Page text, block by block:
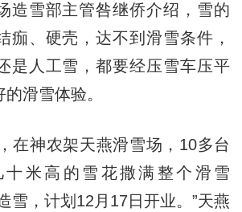
造雪部主管咎继侨介绍，雪的
痂、硬壳，达不到滑雪条件，
是人工雪，都要经压雪车压平
滑雪体验。
神农架天燕滑雪场，10多台
十米高的雪花撒满整个滑雪
雪，计划12月17日开业。”天燕